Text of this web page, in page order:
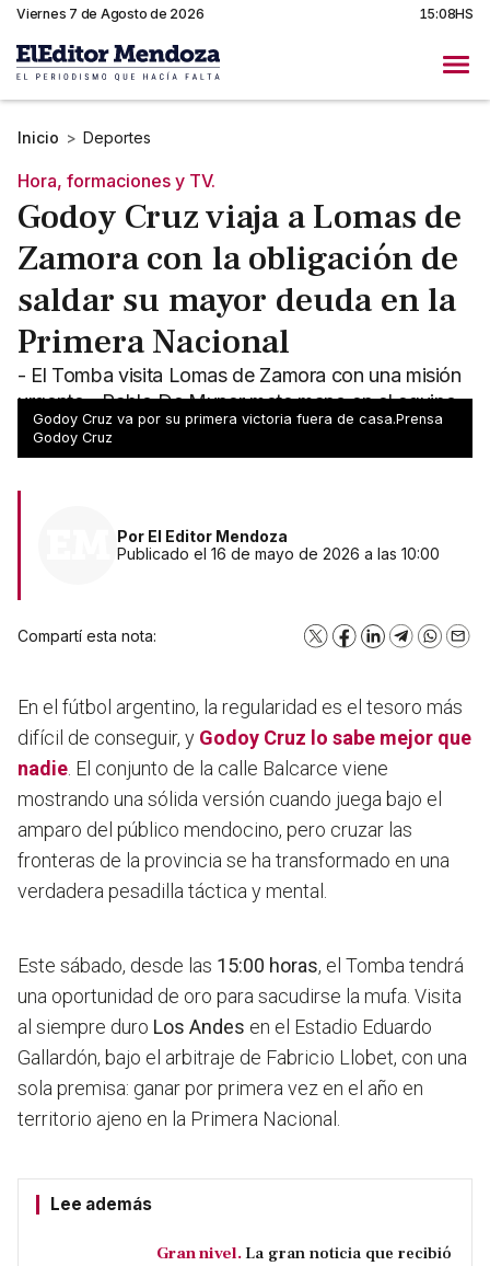
Viernes 7 de Agosto de 2026 15:08HS
Inicio > Deportes
Hora, formaciones y TV.
Godoy Cruz viaja a Lomas de
Zamora con la obligación de
saldar su mayor deuda en la
Primera Nacional
- El Tomba visita Lomas de Zamora con una misión
urgente - Pablo De Muner mete mano en el equipo
para volver a prenderse en la conversación
Godoy Cruz va por su primera victoria fuera de casa.Prensa
Godoy Cruz
Por El Editor Mendoza
Publicado el 16 de mayo de 2026 a las 10:00
Compartí esta nota: X Facebook
LinkedInTelegram
En el fútbol argentino, la regularidad es el tesoro más
difícil de conseguir, y Godoy Cruz lo sabe mejor que
nadie . El conjunto de la calle Balcarce viene
mostrando una sólida versión cuando juega bajo el
amparo del público mendocino, pero cruzar las
fronteras de la provincia se ha transformado en una
verdadera pesadilla táctica y mental.
Este sábado, desde las 15:00 horas, el Tomba tendrá
una oportunidad de oro para sacudirse la mufa. Visita
al siempre duro Los Andes en el Estadio Eduardo
Gallardón, bajo el arbitraje de Fabricio Llobet, con una
sola premisa: ganar por primera vez en el año en
territorio ajeno en la Primera Nacional.
Lee además
Gran nivel. La gran noticia que recibió